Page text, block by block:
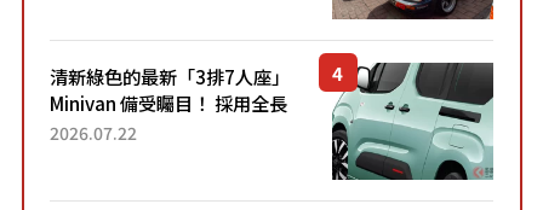
清新綠色的最新「3排7人座」
Minivan 備受矚目！ 採用全長
4.7公尺剛剛好的車身尺寸與
2026.07.22